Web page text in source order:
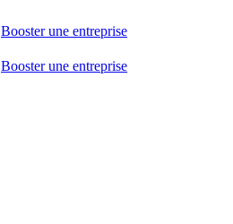
Booster une entreprise
Booster une entreprise